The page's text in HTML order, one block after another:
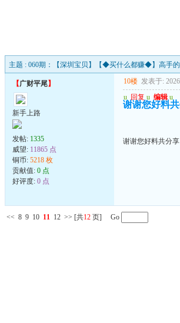
主题 : 060期：【深圳宝贝】【◆买什么都赚◆】高手
【广财平尾】
新手上路
发帖: 1335
威望: 11865 点
铜币: 5218 枚
贡献值: 0 点
好评度: 0 点
10楼 发表于:
u 回复 u 编辑 u
谢谢您好料共
谢谢您好料共分享
<< 8 9 10 11 12 >> [共12 页] Go